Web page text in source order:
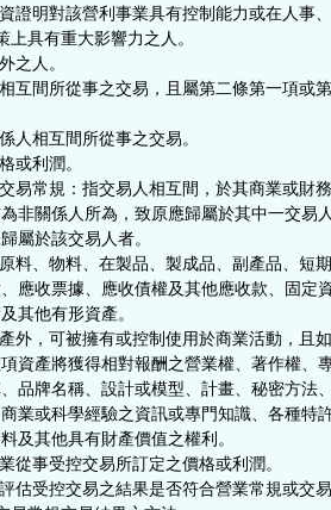
證明對該營利事業具有控制能力或在人事
具有重大影響力之人。
之人。
互間所從事之交易，且屬第二條第一項或
人相互間所從事之交易。
或利潤。
易常規：指交易人相互間，於其商業或財
非關係人所為，致原應歸屬於其中一交易
屬於該交易人者。
料、物料、在製品、製成品、副產品、短
應收票據、應收債權及其他應收款、固定
其他有形資產。
外，可被擁有或控制使用於商業活動，且
資產將獲得相對報酬之營業權、著作權、
品牌名稱、設計或模型、計畫、秘密方法
業或科學經驗之資訊或專門知識、各種特
及其他具有財產價值之權利。
從事受控交易所訂定之價格或利潤。
估受控交易之結果是否符合營業常規或交